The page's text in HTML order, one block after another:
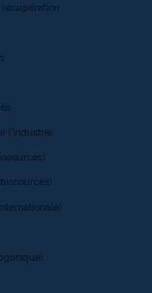
l’industrie